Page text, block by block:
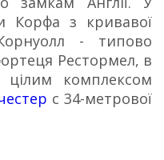
Корфа з кривавої
- типово
Рестормел, в
цілим комплексом
c 34-метрової